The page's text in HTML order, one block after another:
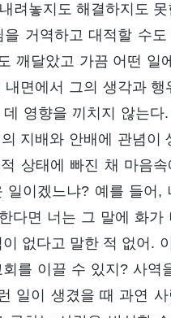
려놓지도 해결하지도
거역하고 대적할 수
깨달았고 가끔 어떤
면에서 그의 생각과
영향을 끼치지 않는
지배와 안배에 관념이
상태에 빠진 채 마음
이겠느냐? 예를 들어
다면 너는 그 말에 화
없다고 말한 적 없어.
를 이끌 수 있지? 사역
일이 생겼을 때 과연